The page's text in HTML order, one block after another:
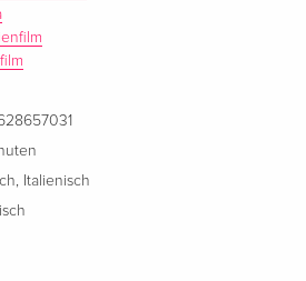
, Italienisch